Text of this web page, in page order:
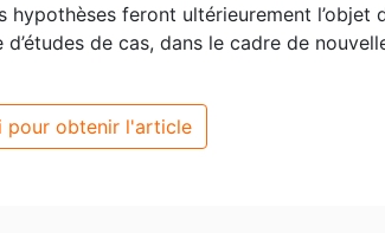
feront ultérieurement l’objet
de cas, dans le cadre de
pour obtenir l'article